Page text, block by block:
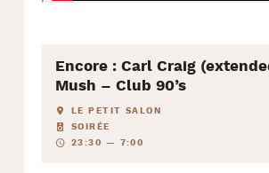
Encore : Carl Craig
Mush – Club 90’s
LE PETIT SALON
SOIRÉE
23:30 — 7:00